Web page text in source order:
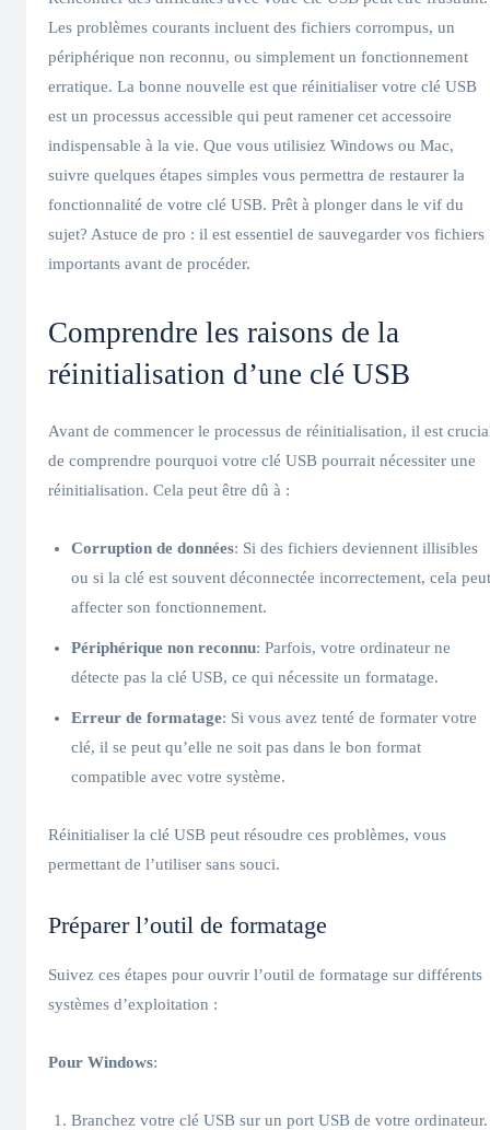
Les problèmes courants incluent des fichiers corrompus, un
périphérique non reconnu, ou simplement un fonctionnement
erratique. La bonne nouvelle est que réinitialiser votre clé USB
est un processus accessible qui peut ramener cet accessoire
indispensable à la vie. Que vous utilisiez Windows ou Mac,
suivre quelques étapes simples vous permettra de restaurer la
fonctionnalité de votre clé USB. Prêt à plonger dans le vif du
sujet? Astuce de pro : il est essentiel de sauvegarder vos fichiers
importants avant de procéder.
Comprendre les raisons de la
réinitialisation d’une clé USB
Avant de commencer le processus de réinitialisation, il est
de comprendre pourquoi votre clé USB pourrait nécessiter une
réinitialisation. Cela peut être dû à :
Corruption de données: Si des fichiers deviennent illisibles
ou si la clé est souvent déconnectée incorrectement, cela peut
affecter son fonctionnement.
Périphérique non reconnu: Parfois, votre ordinateur ne
détecte pas la clé USB, ce qui nécessite un formatage.
Erreur de formatage: Si vous avez tenté de formater votre
clé, il se peut qu’elle ne soit pas dans le bon format
compatible avec votre système.
Réinitialiser la clé USB peut résoudre ces problèmes, vous
permettant de l’utiliser sans souci.
Préparer l’outil de formatage
Suivez ces étapes pour ouvrir l’outil de formatage sur différents
systèmes d’exploitation :
Pour Windows:
Branchez votre clé USB sur un port USB de votre ordinateur.